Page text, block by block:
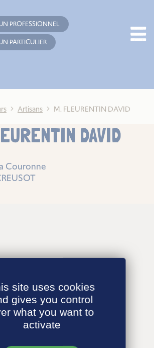
PROFESSIONNEL
PARTICULIER
Artisans M. FLEURENTIN DAVID
DAVID
Couronne
site uses cookies
gives you control
what you want to
activate